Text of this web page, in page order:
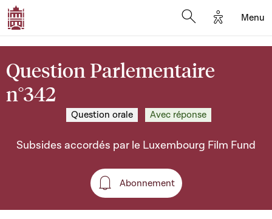
Options
Menu
Question Parlementaire
n°342
Question orale Avec réponse
Subsides accordés par le Luxembourg Film Fund
Abonnement
Abonnement